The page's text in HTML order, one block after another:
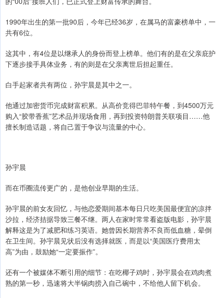
1990年出生的第一批90后，今年已经36岁，在属马的富豪榜单中，一
共有6位。
这其中，有4位是以继承人的身份而登上榜单。他们有的是在父亲庇护
下逐步接手具体业务，有的则是在父亲离世后担起重任。
白手起家者共有两位，孙宇晨是其中之一。
他通过加密货币完成财富积累。从高价竞得巴菲特午餐，到4500万元
购入“胶带香蕉”艺术品并现场食用，再到投资特朗普关联项目……他
擅长制造话题，将自己置于争议与流量的中心。
孙宇晨
而在币圈流传更广的，是他创业早期的生活。
孙宇晨的前女友回忆，与他恋爱期间基本每日只吃美国最便宜的凉拌
沙拉，经济拮据导致三餐不继。两人在家时常常看盗版电影，孙宇晨
解释这是为了减肥和练习英语。她曾因长期营养不良而低血糖，晕倒
在卫生间。孙宇晨见状后没有选择就医，而是以“美国医疗费用太
高”为由，鼓励她“一定要振作”。
还有一个被媒体不断引用的细节：在吃椰子鸡时，孙宇晨会在鸡肉煮
熟的第一秒，迅速将大半锅肉捞入自己碗中，不给他人留下机会。